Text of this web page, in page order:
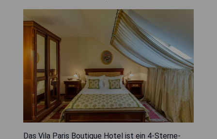
Das Vila Paris Boutique Hotel ist ein 4-Sterne-